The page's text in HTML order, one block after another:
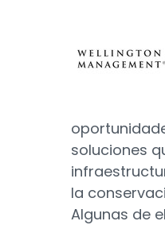
soluciones
la
Algunas de